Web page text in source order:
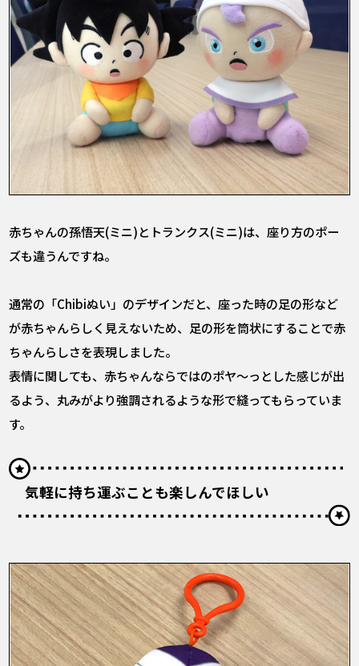
――赤ちゃんの孫悟天(ミニ)とトランクス(ミニ)は、座り方のポー
ズも違うんですね。
通常の「Chibiぬい」のデザインだと、座った時の足の形など
が赤ちゃんらしく見えないため、足の形を筒状にすることで赤
ちゃんらしさを表現しました。
表情に関しても、赤ちゃんならではのポヤ～っとした感じが出
るよう、丸みがより強調されるような形で縫ってもらっていま
す。
気軽に持ち運ぶことも楽しんでほしい